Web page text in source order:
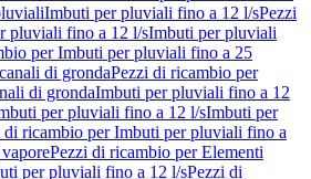
Imbuti per pluviali fino a 12 l/sPezzi
pluviali fino a 12 l/sImbuti per pluviali
per Imbuti per pluviali fino a 25
di grondaPezzi di ricambio per
di grondaImbuti per pluviali fino a 12
per pluviali fino a 12 l/sImbuti per
di ricambio per Imbuti per pluviali fino a
Pezzi di ricambio per Elementi
per pluviali fino a 12 l/sPezzi di